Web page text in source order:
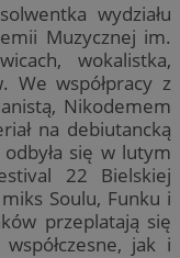
wydziału
Muzycznej im.
wokalistka,
We współpracy z
Nikodemem
na debiutancką
się w lutym
22 Bielskiej
Soulu, Funku i
przeplatają się
jak i